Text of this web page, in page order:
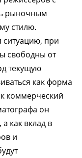
рыночным
стилю.
при
свободны от
текущую
как форма
коммерческий
он
как вклад в
и